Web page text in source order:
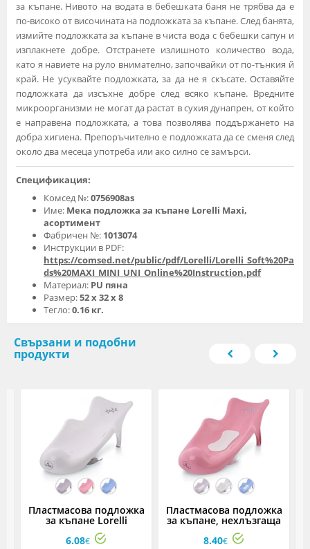
за къпане. Нивото на водата в бебешката баня не трябва да е
по-високо от височината на подложката за къпане. След банята,
измийте подложката за къпане в чиста вода с бебешки сапун и
изплакнете добре. Отстранете излишното количество вода,
като я навиете на руло внимателно, започвайки от по-тънкия й
край. Не усуквайте подложката, за да не я скъсате. Оставяйте
подложката да изсъхне добре след всяко къпане. Вредните
микроорганизми не могат да растат в сухия дунапрен, от който
е направена подложката, а това позволява поддържането на
добра хигиена. Препоръчително е подложката да се сменя след
около два месеца употреба или ако силно се замърси.
Спецификация:
Комсед №:0756908as
Име: Мека подложка за къпане Lorelli Maxi,
асортимент
Фабричен №: 1013074
Инструкции в PDF:
https://comsed.net/public/pdf/Lorelli/Lorelli_Soft%20Pa
ds%20MAXI_MINI_UNI_Online%20Instruction.pdf
Материал: PU пяна
Размер:52 x 32 х 8
Тегло:0.16 кг.
Свързани и подобни
продукти
Пластмасова подложка
за къпане Lorelli
Dino/Ocean/Little Bear,
асортимент
6.08€
Пластмасова подложка
за къпане, нехлъзгаща
Lorelli Dino/Ocean/Little
Bear, асортимент
8.40€